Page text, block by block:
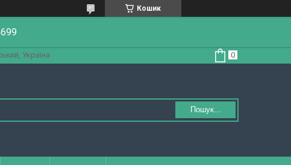
Кошик
Україна
Пошук...